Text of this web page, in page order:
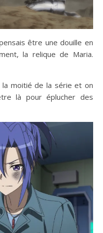
être une douille en
la relique de Maria.
la moitié de la série et on
là pour éplucher des